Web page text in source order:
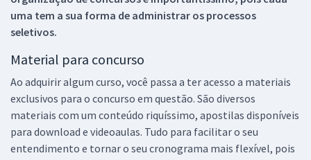
uma tem a sua forma de administrar os processos
seletivos.
Material para concurso
Ao adquirir algum curso, você passa a ter acesso a materiais
exclusivos para o concurso em questão. São diversos
materiais com um conteúdo riquíssimo, apostilas disponíveis
para download e videoaulas. Tudo para facilitar o seu
entendimento e tornar o seu cronograma mais flexível, pois